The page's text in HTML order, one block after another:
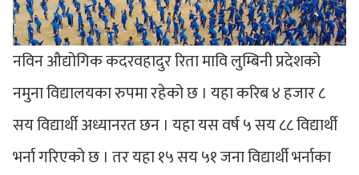
नविन औद्योगिक कदरवहादुर रिता मावि लुम्बिनी प्रदेशको
नमुना विद्यालयका रुपमा रहेको छ । यहा करिब ४ हजार ८
सय विद्यार्थी अध्यानरत छन । यहा यस वर्ष ५ सय ८८ विद्यार्थी
भर्ना गरिएको छ । तर यहा १५ सय ५१ जना विद्यार्थी भर्नाका